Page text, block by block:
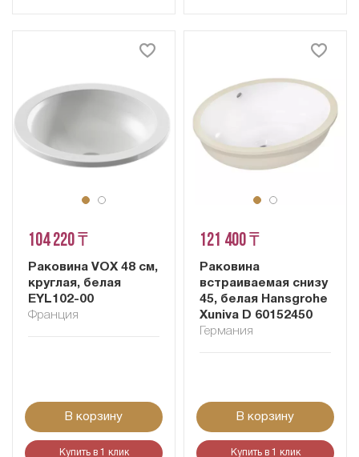
104 220 ₸
Раковина VOX 48 см,
круглая, белая
EYL102-00
Франция
В корзину
Купить в 1 клик
121 400 ₸
Раковина
встраиваемая снизу
45, белая Hansgrohe
Xuniva D 60152450
Германия
В корзину
Купить в 1 клик